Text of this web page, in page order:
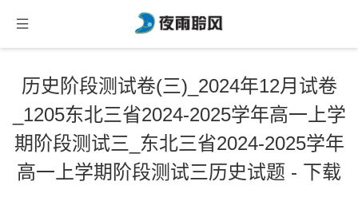
历史阶段测试卷(三)_2024年12月试卷
_1205东北三省2024-2025学年高一上学
期阶段测试三_东北三省2024-2025学年
高一上学期阶段测试三历史试题 - 下载